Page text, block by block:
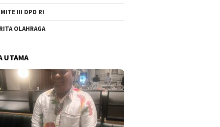
III DPD RI
OLAHRAGA
UTAMA